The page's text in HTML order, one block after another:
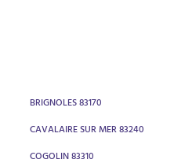
BRIGNOLES 83170
CAVALAIRE SUR MER 83240
COGOLIN 83310